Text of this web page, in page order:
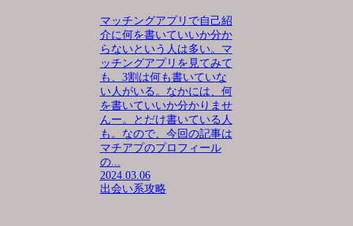
マッチングアプリで自己紹
介に何を書いていいか分か
らないという人は多い。マ
ッチングアプリを見てみて
も、3割は何も書いていな
い人がいる。なかには、何
を書いていいか分かりませ
んー。とだけ書いている人
も。なので、今回の記事は
マチアプのプロフィール
の...
2024.03.06
出会い系攻略